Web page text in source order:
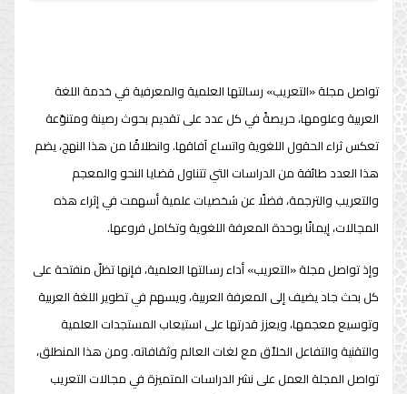
تواصل مجلة «التعريب» رسالتها العلمية والمعرفية في خدمة اللغة
العربية وعلومها، حريصةً في كل عدد على تقديم بحوث رصينة ومتنوّعة
تعكس ثراء الحقول اللغوية واتساع آفاقها. وانطلاقًا من هذا النهج، يضم
هذا العدد طائفة من الدراسات التي تتناول قضايا النحو والمعجم
والتعريب والترجمة، فضلًا عن شخصيات علمية أسهمت في إثراء هذه
المجالات، إيمانًا بوحدة المعرفة اللغوية وتكامل فروعها.
وإذ تواصل مجلة «التعريب» أداء رسالتها العلمية، فإنها تظلّ منفتحة على
كل بحث جاد يضيف إلى المعرفة العربية، ويسهم في تطوير اللغة العربية
وتوسيع معجمها، ويعزز قدرتها على استيعاب المستجدات العلمية
والتقنية والتفاعل الخلاّق مع لغات العالم وثقافاته. ومن هذا المنطلق،
تواصل المجلة العمل على نشر الدراسات المتميزة في مجالات التعريب